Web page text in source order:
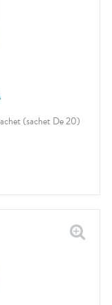
(sachet De 20)